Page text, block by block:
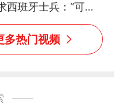
西班牙士兵：“可不
不要把我遣返回国”
多热门视频